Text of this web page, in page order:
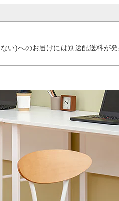
い)へのお届けには別途配送料が